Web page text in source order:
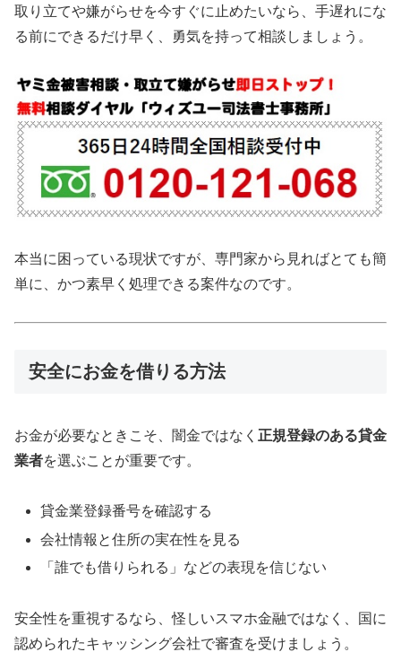
取り立てや嫌がらせを今すぐに止めたいなら、手遅れにな
る前にできるだけ早く、勇気を持って相談しましょう。
本当に困っている現状ですが、専門家から見ればとても簡
単に、かつ素早く処理できる案件なのです。
安全にお金を借りる方法
お金が必要なときこそ、闇金ではなく 正規登録のある貸金
業者を選ぶことが重要です。
貸金業登録番号を確認する
会社情報と住所の実在性を見る
「誰でも借りられる」などの表現を信じない
安全性を重視するなら、怪しいスマホ金融ではなく、国に
認められたキャッシング会社で審査を受けましょう。